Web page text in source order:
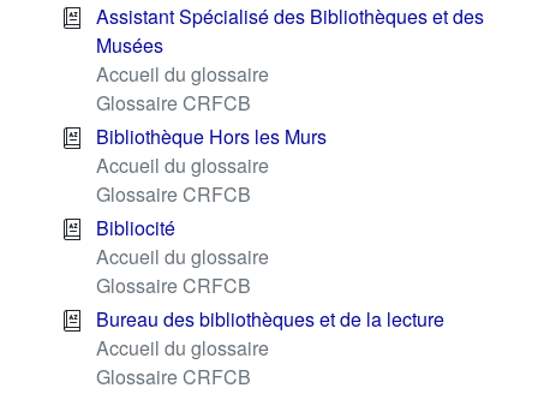
Assistant Spécialisé des Bibliothèques et des
Musées
Accueil du glossaire
Glossaire CRFCB
Bibliothèque Hors les Murs
Accueil du glossaire
Glossaire CRFCB
Bibliocité
Accueil du glossaire
Glossaire CRFCB
Bureau des bibliothèques et de la lecture
Accueil du glossaire
Glossaire CRFCB